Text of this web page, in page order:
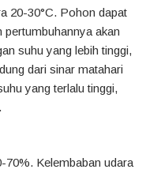
20-30°C. Pohon dapat
pertumbuhannya akan
suhu yang lebih tinggi,
dari sinar matahari
yang terlalu tinggi,
70%. Kelembaban udara